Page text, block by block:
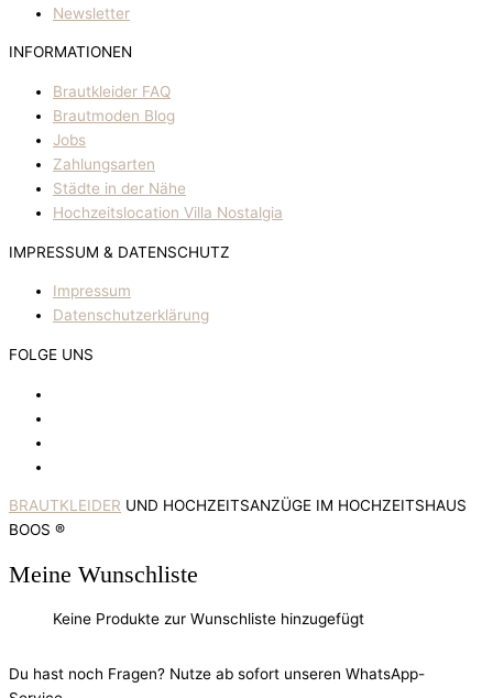
Newsletter
INFORMATIONEN
Brautkleider FAQ
Brautmoden Blog
Jobs
Zahlungsarten
Städte in der Nähe
Hochzeitslocation Villa Nostalgia
IMPRESSUM & DATENSCHUTZ
Impressum
Datenschutzerklärung
FOLGE UNS
BRAUTKLEIDER UND HOCHZEITSANZÜGE IM HOCHZEITSHAUS
BOOS ®
Meine Wunschliste
Keine Produkte zur Wunschliste hinzugefügt
Du hast noch Fragen? Nutze ab sofort unseren WhatsApp-